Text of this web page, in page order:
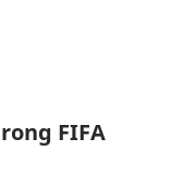
FIFA